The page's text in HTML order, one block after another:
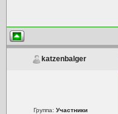
katzenbalger
Группа:Участники